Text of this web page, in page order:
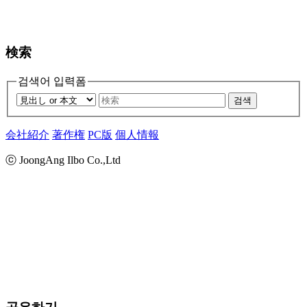
検索
검색어 입력폼
검색
会社紹介 著作権 PC版 個人情報
ⓒ JoongAng Ilbo Co.,Ltd